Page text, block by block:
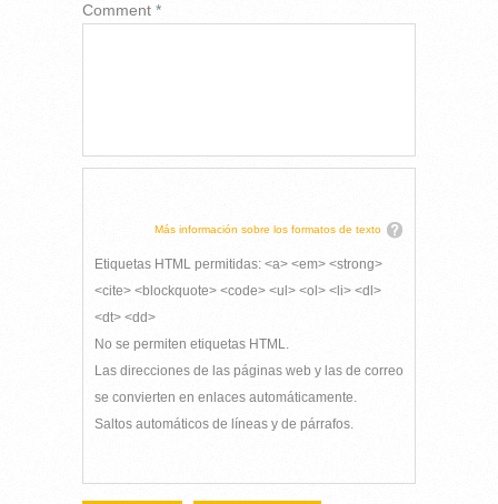
Comment *
Más información sobre los formatos de texto
Etiquetas HTML permitidas: <a> <em> <strong>
<cite> <blockquote> <code> <ul> <ol> <li> <dl>
<dt> <dd>
No se permiten etiquetas HTML.
Las direcciones de las páginas web y las de correo
se convierten en enlaces automáticamente.
Saltos automáticos de líneas y de párrafos.